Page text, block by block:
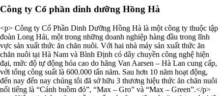
Công ty Cổ phần dinh dưỡng Hồng Hà
<p> Công ty Cổ Phần Dinh Dưỡng Hồng Hà là một công ty thuộc tập
đoàn Long Hải, một trong những doanh nghiệp hàng đầu trong lĩnh
vực sản xuất thức ăn chăn nuôi. Với hai nhà máy sản xuất thức ăn
chăn nuôi tại Hà Nam và Bình Định có dây chuyền công nghệ hiện
đại, mức độ tự động hóa cao do hãng Van Aarsen – Hà Lan cung cấp,
với tổng công suất là 600.000 tấn năm. Sau hơn 10 năm hoạt động,
đến nay đến nay chúng tôi đã sở hữu 3 thương hiệu thức ăn chăn nuôi
nổi tiếng là “Cánh buồm đỏ”, “Max – Gro” và “Max – Green”.</p>